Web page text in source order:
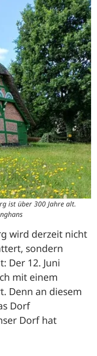
ist über 300 Jahre alt.
wird derzeit nicht
sondern
Der 12. Juni
mit einem
Denn an diesem
Dorf
Dorf hat